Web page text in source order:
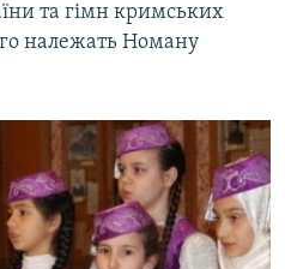
та гімн кримських
належать Номану